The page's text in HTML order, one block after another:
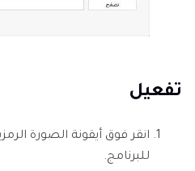
تفعيل
انقر فوق أيقونة الصورة
للبرنامج.